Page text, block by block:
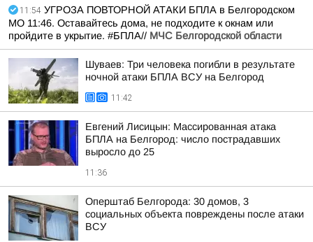
11:54 УГРОЗА ПОВТОРНОЙ АТАКИ БПЛА в Белгородском
МО 11:46. Оставайтесь дома, не подходите к окнам или
пройдите в укрытие. #БПЛА// МЧС Белгородской области
Шуваев: Три человека погибли в результате
ночной атаки БПЛА ВСУ на Белгород
11:42
Евгений Лисицын: Массированная атака
БПЛА на Белгород: число пострадавших
выросло до 25
11:36
Оперштаб Белгорода: 30 домов, 3
социальных объекта повреждены после атаки
ВСУ